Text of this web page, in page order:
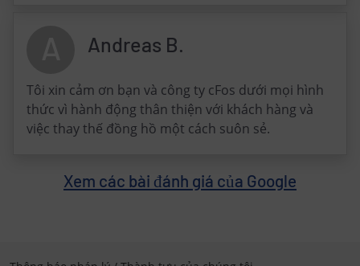
Andreas B.
Tôi xin cảm ơn bạn và công ty cFos dưới mọi hình
thức vì hành động thân thiện với khách hàng và
việc thay thế đồng hồ một cách suôn sẻ.
Xem các bài đánh giá của Google